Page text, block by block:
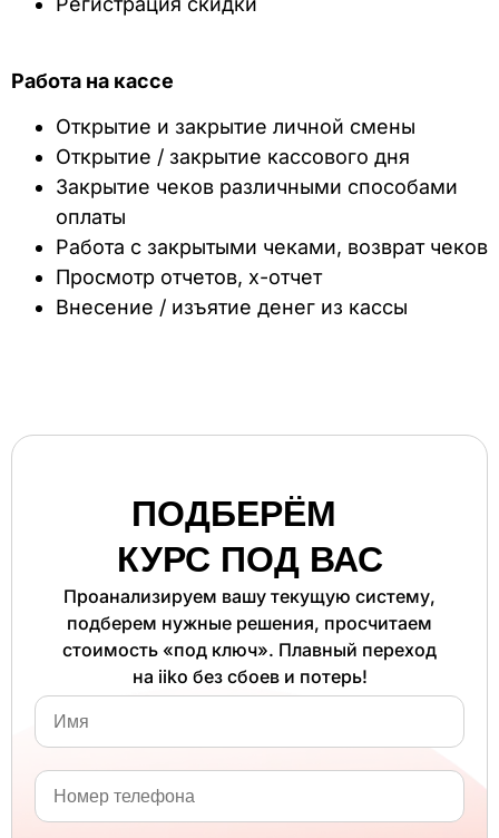
Работа на кассе
Открытие и закрытие личной смены
Открытие / закрытие кассового дня
Закрытие чеков различными способами
оплаты
Работа с закрытыми чеками, возврат чеков
Просмотр отчетов, х-отчет
Внесение / изъятие денег из кассы
ПОДБЕРЁМ
КУРС ПОД ВАС
Проанализируем вашу текущую систему,
подберем нужные решения, просчитаем
стоимость «под ключ». Плавный переход
на iiko без сбоев и потерь!